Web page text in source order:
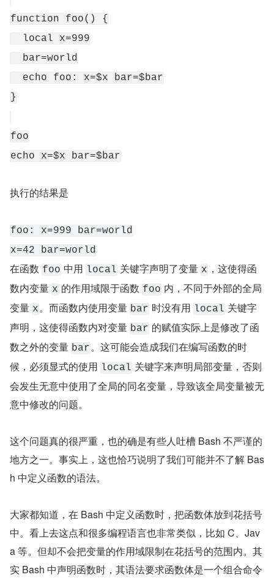
function foo() {
  local x=999
  bar=world
  echo foo: x=$x bar=$bar
}
foo
echo x=$x bar=$bar
执行的结果是
foo: x=999 bar=world
x=42 bar=world
在函数 foo 中用 local 关键字声明了变量 x ，这使得函
数内变量 x 的作用域限于函数 foo 内，不同于外部的全局
变量 x。而函数内使用变量 bar 时没有用 local 关键字
声明，这使得函数内对变量 bar 的赋值实际上是修改了函
数之外的变量 bar。这可能会造成我们在编写函数的时
候，必须显式的使用 local 关键字来声明局部变量，否则
会发生无意中使用了全局的同名变量，导致该全局变量被无
意中修改的问题。
这个问题真的很严重，也的确是有些人吐槽 Bash 不严谨的
地方之一。事实上，这也恰巧说明了我们可能并不了解 Bas
h 中定义函数的语法。
大家都知道，在 Bash 中定义函数时，把函数体放到花括号
中。看上去这点和很多编程语言也非常类似，比如 C、Jav
a 等。但却不会把变量的作用域限制在花括号的范围内。其
实 Bash 中声明函数时，其语法要求函数体是一个组合命令